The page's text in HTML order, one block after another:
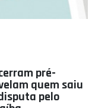
pré-
quem saiu
pelo